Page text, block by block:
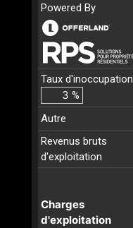
Powered By
Taux d'inoccupation
%
Autre
Revenus bruts
d'exploitation
Charges
d'exploitation